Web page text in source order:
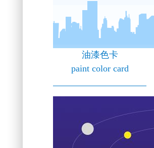
油漆色卡
paint color card